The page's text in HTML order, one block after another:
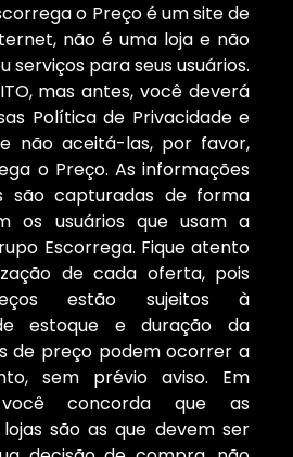
o Preço é um site de
não é uma loja e não
serviços para seus usuários.
mas antes, você deverá
Política de Privacidade e
não aceitá-las, por favor,
o Preço. As informações
são capturadas de forma
os usuários que usam a
Escorrega. Fique atento
de cada oferta, pois
estão sujeitos à
estoque e duração da
de preço podem ocorrer a
sem prévio aviso. Em
concorda que as
são as que devem ser